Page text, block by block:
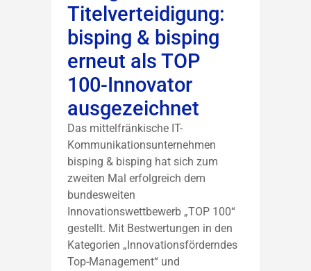
Titelverteidigung:
bisping & bisping
erneut als TOP
100-Innovator
ausgezeichnet
Das mittelfränkische IT-
Kommunikationsunternehmen
bisping & bisping hat sich zum
zweiten Mal erfolgreich dem
bundesweiten
Innovationswettbewerb „TOP 100“
gestellt. Mit Bestwertungen in den
Kategorien „Innovationsförderndes
Top-Management“ und